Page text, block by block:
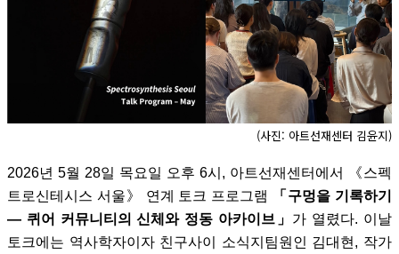
(사진: 아트선재센터 김윤지)
2026년 5월 28일 목요일 오후 6시, 아트선재센터에서 《스펙
트로신테시스 서울》 연계 토크 프로그램
「구멍을 기록하기
— 퀴어 커뮤니티의 신체와 정동 아카이브」 가 열렸다. 이날
토크에는 역사학자이자 친구사이 소식지팀원인 김대현, 작가